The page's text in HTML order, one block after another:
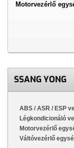
Motorvezérlő
SSANG YONG
ABS / ASR / ESP
Légkondicionáló
Motorvezérlő
Váltóvezérlő